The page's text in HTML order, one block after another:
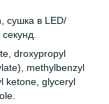
сушка в LED/
droxypropyl
methylbenzyl
ketone, glyceryl